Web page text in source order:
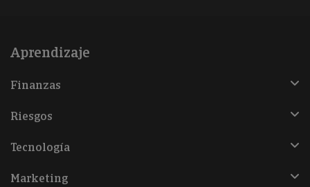
Aprendizaje
Finanzas
Riesgos
Tecnología
Marketing